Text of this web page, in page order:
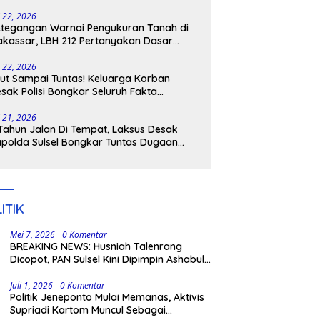
22, 2026
Warnai Pengukuran Tanah di
LBH 212 Pertanyakan Dasar
22, 2026
Sampai Tuntas! Keluarga Korban
Polisi Bongkar Seluruh Fakta
21, 2026
Jalan Di Tempat, Laksus Desak
Sulsel Bongkar Tuntas Dugaan
Mei 7, 2026 0 Komentar
BREAKING NEWS: Husniah Talenrang
Dicopot, PAN Sulsel Kini Dipimpin Ashabul
Juli 1, 2026 0 Komentar
Politik Jeneponto Mulai Memanas, Aktivis
Supriadi Kartom Muncul Sebagai